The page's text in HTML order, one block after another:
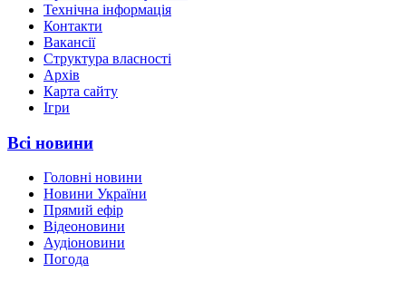
Технічна інформація
Контакти
Вакансії
Структура власності
Архів
Карта сайту
Ігри
Всі новини
Головні новини
Новини України
Прямий ефір
Відеоновини
Аудіоновини
Погода